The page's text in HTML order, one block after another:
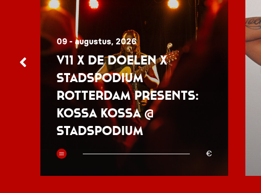
09 - augustus, 2026
V11 x De Doelen x
Stadspodium
Rotterdam presents:
Kossa Kossa @
Stadspodium
€